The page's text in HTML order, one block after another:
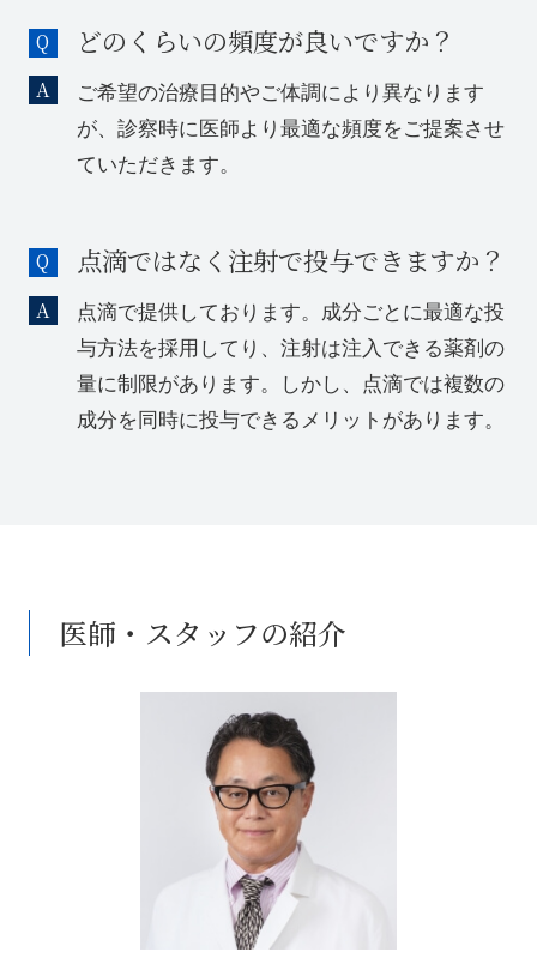
どのくらいの頻度が良いですか？
ご希望の治療目的やご体調により異なります
が、診察時に医師より最適な頻度をご提案させ
ていただきます。
点滴ではなく注射で投与できますか？
点滴で提供しております。成分ごとに最適な投
与方法を採用してり、注射は注入できる薬剤の
量に制限があります。しかし、点滴では複数の
成分を同時に投与できるメリットがあります。
医師・スタッフの紹介